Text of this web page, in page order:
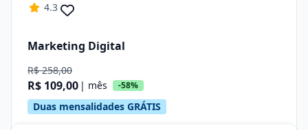
4.3
Marketing Digital
R$ 258,00
R$ 109,00 | mês -58%
Duas mensalidades GRÁTIS